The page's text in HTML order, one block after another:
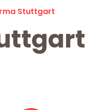
Stuttgart